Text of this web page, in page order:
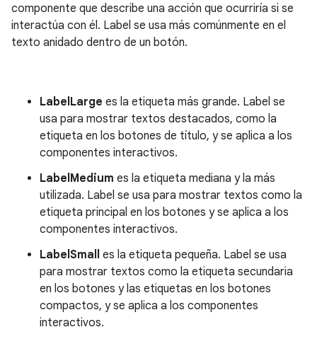
componente que describe una acción que ocurriría si se
interactúa con él. Label se usa más comúnmente en el
texto anidado dentro de un botón.
LabelLarge es la etiqueta más grande. Label se
usa para mostrar textos destacados, como la
etiqueta en los botones de título, y se aplica a los
componentes interactivos.
LabelMedium es la etiqueta mediana y la más
utilizada. Label se usa para mostrar textos como la
etiqueta principal en los botones y se aplica a los
componentes interactivos.
LabelSmall es la etiqueta pequeña. Label se usa
para mostrar textos como la etiqueta secundaria
en los botones y las etiquetas en los botones
compactos, y se aplica a los componentes
interactivos.